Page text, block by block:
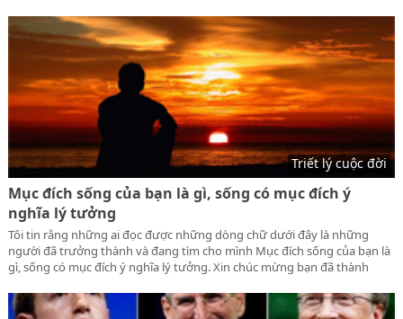
nhất để có được kết quả vô cùng to lớn sau này.
Triết lý cuộc đời
Mục đích sống của bạn là gì, sống có mục đích ý
nghĩa lý tưởng
Tôi tin rằng những ai đọc được những dòng chữ dưới đây là những
người đã trưởng thành và đang tìm cho mình Mục đích sống của bạn là
gì, sống có mục đích ý nghĩa lý tưởng. Xin chúc mừng bạn đã thành
và nhiều ý nghĩa giá trị cuộc đời.